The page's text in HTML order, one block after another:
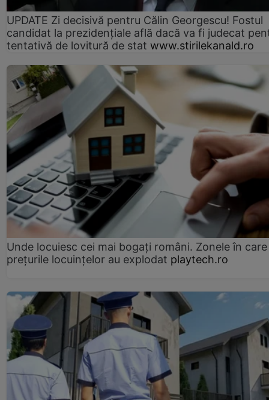
UPDATE Zi decisivă pentru Călin Georgescu! Fostul
candidat la prezidențiale află dacă va fi judecat
tentativă de lovitură de stat www.stirilekanald.ro
Unde locuiesc cei mai bogați români. Zonele în care
prețurile locuințelor au explodat playtech.ro